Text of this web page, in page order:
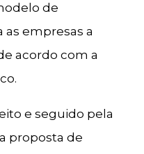
de
as empresas a
acordo com a
e seguido pela
proposta de